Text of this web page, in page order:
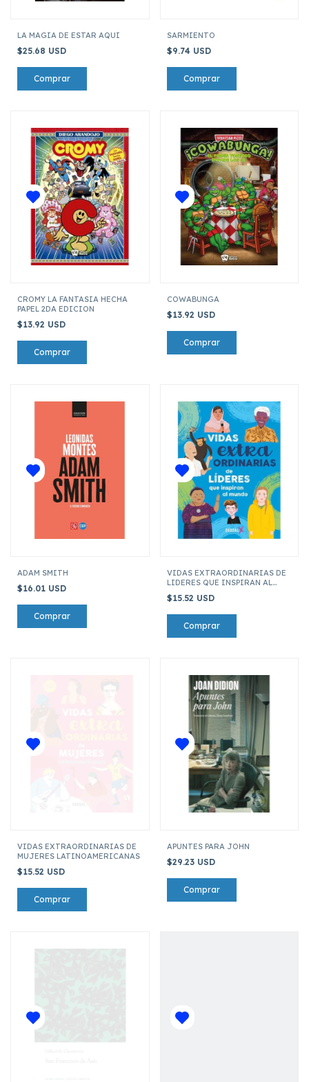
LA MAGIA DE ESTAR AQUI
$25.68 USD
SARMIENTO
$9.74 USD
CROMY LA FANTASIA HECHA
PAPEL 2DA EDICION
$13.92 USD
COWABUNGA
$13.92 USD
ADAM SMITH
$16.01 USD
VIDAS EXTRAORDINARIAS DE
LIDERES QUE INSPIRAN AL
$15.52 USD
VIDAS EXTRAORDINARIAS DE
MUJERES LATINOAMERICANAS
$15.52 USD
APUNTES PARA JOHN
$29.23 USD